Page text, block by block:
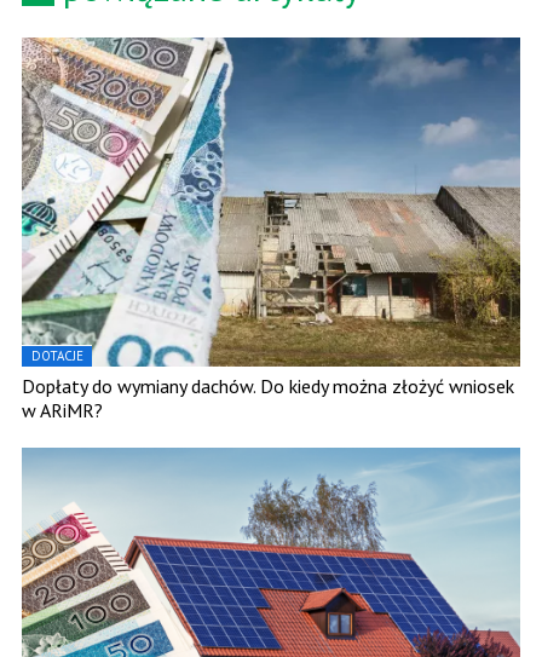
DOTACJE
Dopłaty do wymiany dachów. Do kiedy można złożyć wniosek
w ARiMR?